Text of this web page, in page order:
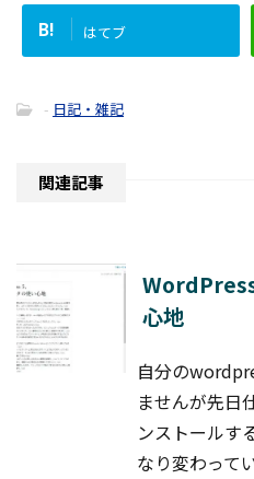
B! はてブ
- 日記・雑記
関連記事
心地
自分の
ませんが先日
ンストールす
なり変わって